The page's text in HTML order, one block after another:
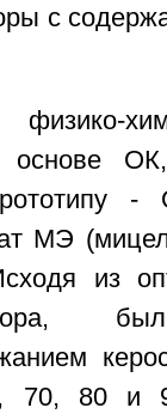
с
основе
МЭ
из
70, 80 и